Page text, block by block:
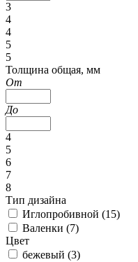
3
4
4
5
5
Толщина общая, мм
От
До
4
5
6
7
8
Тип дизайна
Иглопробивной (15)
Валенки (7)
Цвет
бежевый (3)